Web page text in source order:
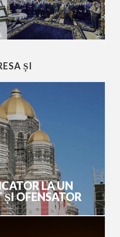
ȘI
LA UN
ȘI OFENSATOR